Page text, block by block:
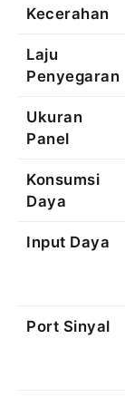
Kecerahan
Laju
Penyegaran
Ukuran
Panel
Konsumsi
Daya
Input Daya
Port Sinyal